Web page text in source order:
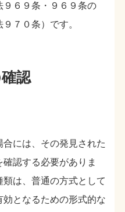
６９条・９６９条の
７０条）です。
認
には、その発見された
認する必要がありま
は、普通の方式として
となるための形式的な